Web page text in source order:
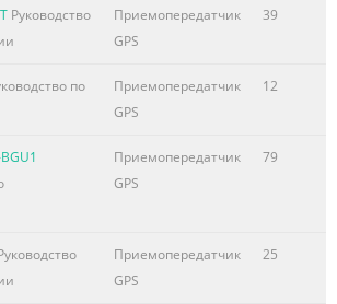
electrical and electronic equipment.
is disposed of correctly, you will
страницы № 5
. . . . . . . . . . . . . . . . . . . . . . . . . 6
. . . . . . . . . . . . . . . . . . . . . . . . . . . . . . . . .
. . . . . . . . . . 9 On Bluetooth
“Memory Stick” . . . . . . . . . . . . . . . . . . .
. . .
Руководство
Приемопередатчик
GPS
39
по
Приемопередатчик
GPS
12
Приемопередатчик
GPS
79
Приемопередатчик
GPS
25